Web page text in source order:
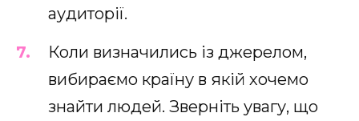
аудиторії.
Коли визначились із джерелом,
вибираємо країну в якій хочемо
знайти людей. Зверніть увагу, що